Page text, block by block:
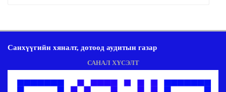
Санхүүгийн хяналт, дотоод аудитын газар
САНАЛ ХҮСЭЛТ